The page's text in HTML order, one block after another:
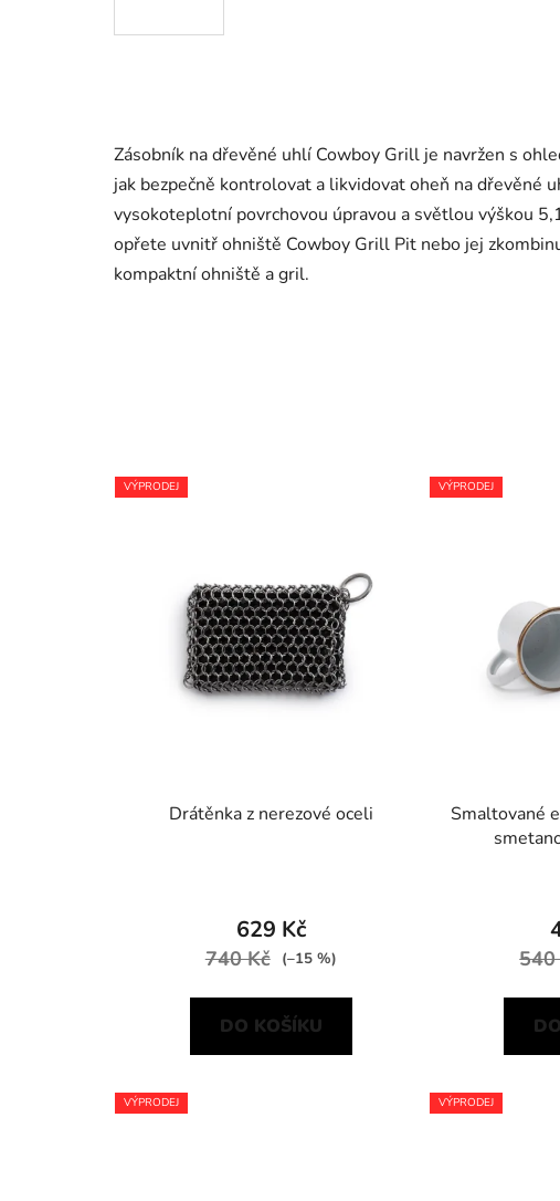
Zásobník na dřevěné uhlí Cowboy Grill je navržen s
jak bezpečně kontrolovat a likvidovat oheň na dřevěné
vysokoteplotní povrchovou úpravou a světlou výškou
opřete uvnitř ohniště Cowboy Grill Pit nebo jej
kompaktní ohniště a gril.
VÝPRODEJ
Drátěnka z nerezové oceli
629 Kč
740 Kč (–15 %)
DO KOŠÍKU
VÝPRODEJ
Smaltované
540
VÝPRODEJ VÝPRODEJ